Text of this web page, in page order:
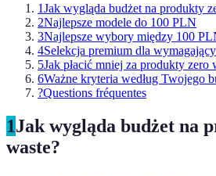
1Jak wygląda budżet na produkty
2Najlepsze modele do 100 PLN
3Najlepsze wybory między 100
4Selekcja premium dla
5Jak płacić mniej za produkty zero
6Ważne kryteria według Twojego
?Questions fréquentes
1Jak wygląda budżet na
waste?